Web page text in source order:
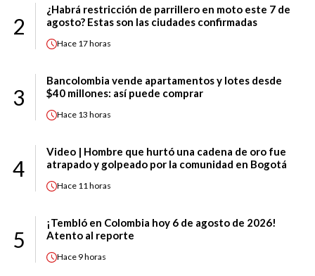
2
¿Habrá restricción de parrillero en moto este 7 de
agosto? Estas son las ciudades confirmadas
Hace 17 horas
3
Bancolombia vende apartamentos y lotes desde
$40 millones: así puede comprar
Hace 13 horas
4
Video | Hombre que hurtó una cadena de oro fue
atrapado y golpeado por la comunidad en Bogotá
Hace 11 horas
5
¡Tembló en Colombia hoy 6 de agosto de 2026!
Atento al reporte
Hace 9 horas